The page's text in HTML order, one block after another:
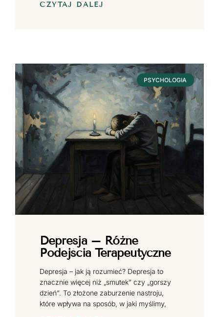
CZYTAJ DALEJ
PSYCHOLOGIA
Depresja – Różne
Podejścia Terapeutyczne
Depresja – jak ją rozumieć? Depresja to
znacznie więcej niż „smutek” czy „gorszy
dzień”. To złożone zaburzenie nastroju,
które wpływa na sposób, w jaki myślimy,